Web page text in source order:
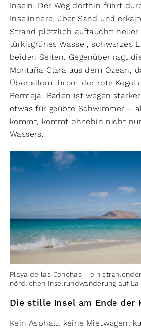
Inseln. Der Weg dorthin führt
Inselinnere, über Sand und
Strand plötzlich auftaucht: heller
türkisgrünes Wasser, schwarzes
beiden Seiten. Gegenüber ragt
Montaña Clara aus dem Ozean,
Über allem thront der rote Kegel
Bermeja. Baden ist wegen
etwas für geübte Schwimmer –
kommt, kommt ohnehin nicht
Wassers.
Playa de las Conchas – ein
nördlichen Inselrundwanderung auf La
Die stille Insel am Ende der
Kein Asphalt, keine Mietwagen,